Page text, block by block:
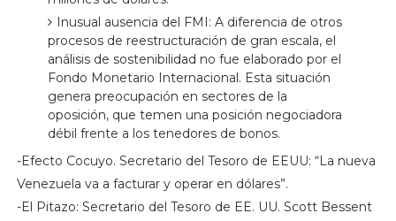
Inusual ausencia del FMI: A diferencia de otros
procesos de reestructuración de gran escala, el
análisis de sostenibilidad no fue elaborado por el
Fondo Monetario Internacional. Esta situación
genera preocupación en sectores de la
oposición, que temen una posición negociadora
débil frente a los tenedores de bonos.
-Efecto Cocuyo. Secretario del Tesoro de EEUU: “La nueva
Venezuela va a facturar y operar en dólares”.
-El Pitazo: Secretario del Tesoro de EE. UU. Scott Bessent